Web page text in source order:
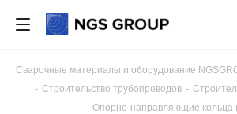
Сварочные материалы и оборудование
- Строительство трубопроводов -
Опорно-направляющие кольца